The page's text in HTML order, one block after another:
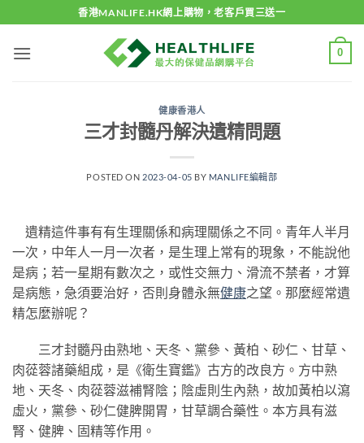
to
content
香港MANLIFE.HK網上購物，老客戶買三送一
0
健康香港人
三才封髓丹解決遺精問題
POSTED ON 2023-04-05 BY MANLIFE編輯部
遺精這件事有有生理關係和病理關係之不同。青年人半月
一次，中年人一月一次者，是生理上常有的現象，不能說他
是病；若一星期有數次之，或性交無力、滑流不禁者，才算
是病態，急須要治好，否則身體永無健康之望。那麼經常遺
精怎麼辦呢？
三才封髓丹由熟地、天冬、黨參、黃柏、砂仁、甘草、
肉蓯蓉諸藥組成，是《衛生寶鑑》古方的改良方。方中熟
地、天冬、肉蓯蓉滋補腎陰；陰虛則生內熱，故加黃柏以瀉
虛火，黨參、砂仁健脾開胃，甘草調合藥性。本方具有滋
腎、健脾、固精等作用。